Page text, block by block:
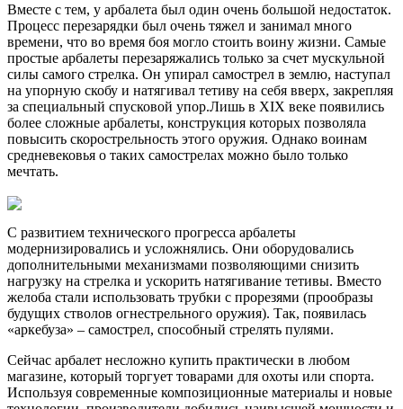
Вместе с тем, у арбалета был один очень большой недостаток.
Процесс перезарядки был очень тяжел и занимал много
времени, что во время боя могло стоить воину жизни. Самые
простые арбалеты перезаряжались только за счет мускульной
силы самого стрелка. Он упирал самострел в землю, наступал
на упорную скобу и натягивал тетиву на себя вверх, закрепляя
за специальный спусковой упор.Лишь в XIX веке появились
более сложные арбалеты, конструкция которых позволяла
повысить скорострельность этого оружия. Однако воинам
средневековья о таких самострелах можно было только
мечтать.
С развитием технического прогресса арбалеты
модернизировались и усложнялись. Они оборудовались
дополнительными механизмами позволяющими снизить
нагрузку на стрелка и ускорить натягивание тетивы. Вместо
желоба стали использовать трубки с прорезями (прообразы
будущих стволов огнестрельного оружия). Так, появилась
«аркебуза» – самострел, способный стрелять пулями.
Сейчас арбалет несложно купить практически в любом
магазине, который торгует товарами для охоты или спорта.
Используя современные композиционные материалы и новые